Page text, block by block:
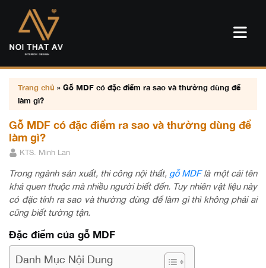
Trang chủ » Gỗ MDF có đặc điểm ra sao và thường dùng để
làm gì?
Gỗ MDF có đặc điểm ra sao và thường dùng để
làm gì?
KTS. Minh Lan
Trong ngành sản xuất, thi công nội thất, gỗ MDFlà một cái tên
khá quen thuộc mà nhiều người biết đến. Tuy nhiên vật liệu này
có đặc tính ra sao và thường dùng để làm gì thì không phải ai
cũng biết tường tận.
Đặc điểm của gỗ MDF
Danh Mục Nội Dung